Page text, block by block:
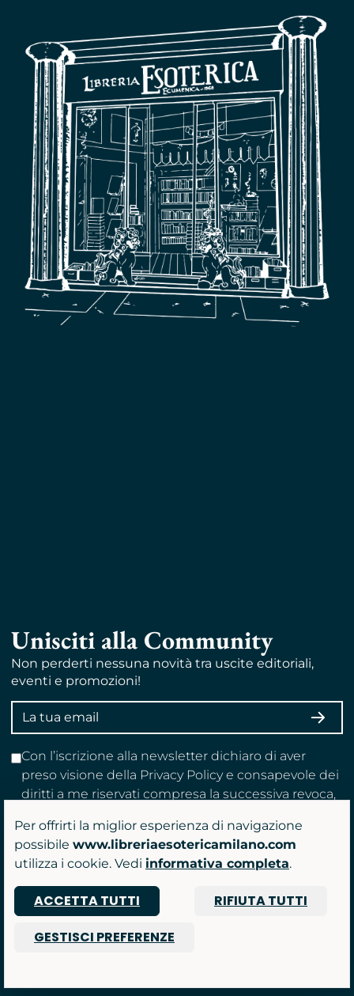
Unisciti alla Community
Non perderti nessuna novità tra uscite editoriali,
eventi e promozioni!
Indirizzo
email
Con l’iscrizione alla newsletter dichiaro di aver
preso visione della Privacy Policy e consapevole dei
diritti a me riservati compresa la successiva revoca,
comunicazioni promozionali.
Restiamo connessi
Per offrirti la miglior esperienza di navigazione
possibile www.libreriaesotericamilano.com
utilizza i cookie. Vedi informativa completa.
ACCETTA TUTTI
RIFIUTA TUTTI
GESTISCI PREFERENZE